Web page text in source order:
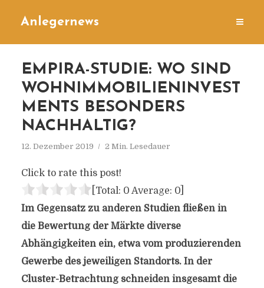
Anlegernews
EMPIRA-STUDIE: WO SIND
WOHNIMMOBILIENINVEST
MENTS BESONDERS
NACHHALTIG?
12. Dezember 2019 2 Min. Lesedauer
Click to rate this post!
[Total: 0 Average: 0]
Im Gegensatz zu anderen Studien fließen in
die Bewertung der Märkte diverse
Abhängigkeiten ein, etwa vom produzierenden
Gewerbe des jeweiligen Standorts. In der
Cluster-Betrachtung schneiden insgesamt die